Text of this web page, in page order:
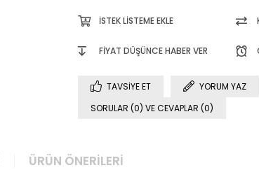
İSTEK LISTEME EKLE
FIYAT DÜŞÜNCE HABER VER
TAVSIYE ET
YORUM YAZ
SORULAR (0) VE CEVAPLAR (0)
ÜRÜN ÖNERILERI